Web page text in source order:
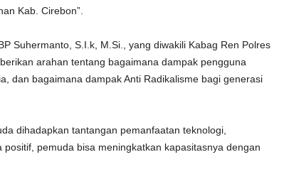
Kab. Cirebon”.
Suhermanto, S.I.k, M.Si., yang diwakili Kabag Ren Polres
arahan tentang bagaimana dampak pengguna
dan bagaimana dampak Anti Radikalisme bagi generasi
dihadapkan tantangan pemanfaatan teknologi,
pemuda bisa meningkatkan kapasitasnya dengan